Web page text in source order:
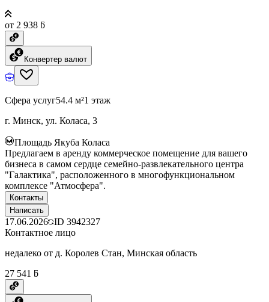
от 2 938 ƃ
Конвертер валют
Сфера услуг54.4 м²1 этаж
г. Минск, ул. Коласа, 3
Площадь Якуба Коласа
Предлагаем в аренду коммерческое помещение для вашего
бизнеса в самом сердце семейно-развлекательного центра
"Галактика", расположенного в многофункциональном
комплексе "Атмосфера".
Контакты
Написать
17.06.2026 ID 3942327
Контактное лицо
недалеко от д. Королев Стан, Минская область
27 541 ƃ